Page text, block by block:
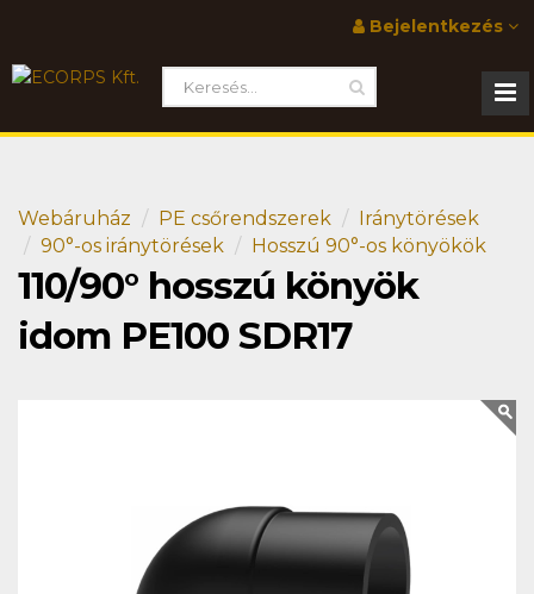
Bejelentkezés
Webáruház PE csőrendszerek
Iránytörések
90°-os iránytörések
Hosszú 90°-os könyökök
110/90° hosszú könyök
idom PE100 SDR17